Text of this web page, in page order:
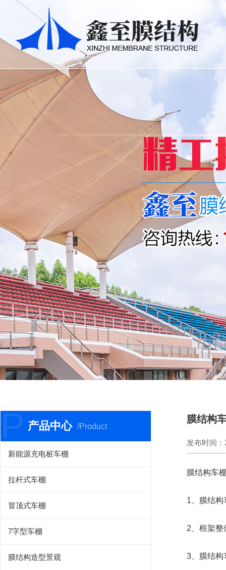
P 产品中心 /Product
新能源充电桩车棚
拉杆式车棚
冒顶式车棚
7字型车棚
膜结构造型景观
膜结构
发布时间
膜结构车
1、膜结构
2、框架整
3、膜结构